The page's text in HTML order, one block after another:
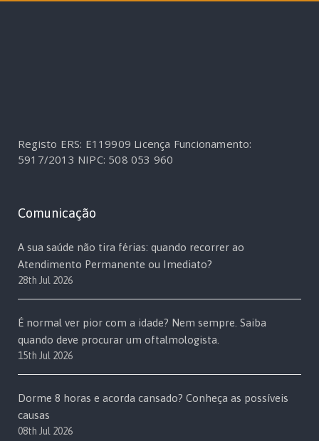
Registo ERS: E119909 Licença Funcionamento:
5917/2013 NIPC: 508 053 960
Comunicação
A sua saúde não tira férias: quando recorrer ao
Atendimento Permanente ou Imediato?
28th Jul 2026
É normal ver pior com a idade? Nem sempre. Saiba
quando deve procurar um oftalmologista.
15th Jul 2026
Dorme 8 horas e acorda cansado? Conheça as possíveis
causas
08th Jul 2026